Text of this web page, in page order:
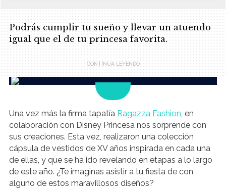
Podrás cumplir tu sueño y llevar un atuendo
igual que el de tu princesa favorita.
Una vez más la firma tapatía Ragazza Fashion, en
colaboración con Disney Princesa nos sorprende con
sus creaciones. Esta vez, realizaron una colección
cápsula de vestidos de XV años inspirada en cada una
de ellas, y que se ha ido revelando en etapas a lo largo
de este año. ¿Te imaginas asistir a tu fiesta de con
alguno de estos maravillosos diseños?